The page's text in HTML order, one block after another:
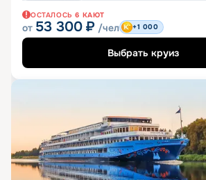
ОСТАЛОСЬ 6 КАЮТ
от 53 300 ₽ /чел +1 000
Выбрать круиз